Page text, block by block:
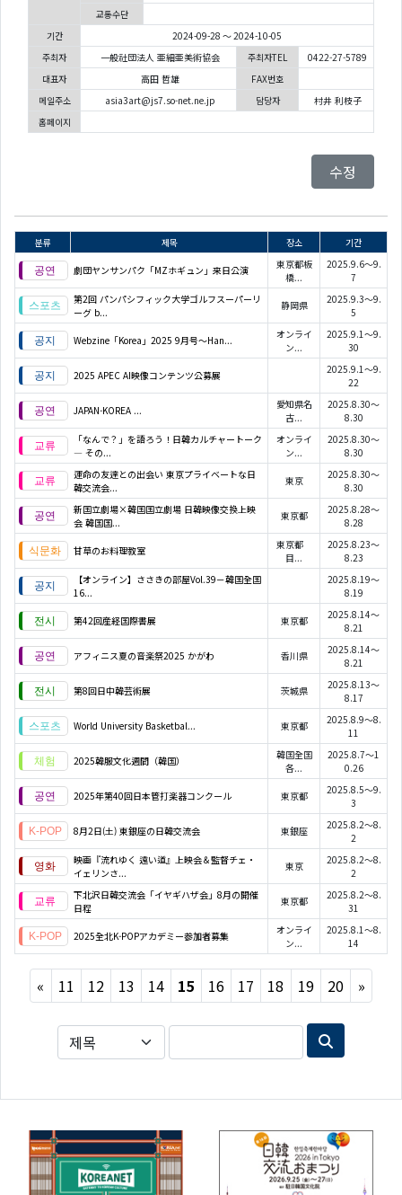
교통수단
기간
2024-09-28 ～ 2024-10-05
주최자
一般社団法人 亜細亜美術協会 주최자TEL
0422-27-5789
대표자
高田 哲雄
FAX번호
메일주소
asia3art@js7.so-net.ne.jp 담당자
村井 利枝子
홈페이지
수정
분류 제목 장소 기간
劇団ヤンサンパク「MZホギュン」来日公演
東京都板
橋...
2025.9.6～9.
7
第2回 パンパシフィック大学ゴルフスーパーリ
ーグ b...
静岡県
2025.9.3～9.
5
Webzine「Korea」2025 9月号～Han...
オンライ
ン...
2025.9.1～9.
30
2025 APEC AI映像コンテンツ公募展
2025.9.1～9.
22
JAPAN-KOREA ...
愛知県名
古...
2025.8.30～
8.30
「なんで？」を語ろう！日韓カルチャートーク
― その...
オンライ
ン...
2025.8.30～
8.30
運命の友達との出会い 東京プライベートな日
韓交流会...
東京
2025.8.30～
8.30
新国立劇場×韓国国立劇場 日韓映像交換上映
会 韓国国...
東京都
2025.8.28～
8.28
甘草のお料理教室
東京都
目...
2025.8.23～
8.23
【オンライン】ささきの部屋Vol.39－韓国全国
16...
2025.8.19～
8.19
第42回産経国際書展 東京都
2025.8.14～
8.21
アフィニス夏の音楽祭2025 かがわ 香川県
2025.8.14～
8.21
第8回日中韓芸術展 茨城県
2025.8.13～
8.17
World University Basketbal... 東京都
2025.8.9～8.
11
2025韓服文化週間（韓国）
韓国全国
各...
2025.8.7～1
0.26
2025年第40回日本管打楽器コンクール 東京都
2025.8.5～9.
3
8月2日(土) 東銀座の日韓交流会 東銀座
2025.8.2～8.
2
映画『流れゆく 遠い道』上映会＆監督チェ・
イェリンさ...
東京
2025.8.2～8.
2
下北沢日韓交流会「イヤギハザ会」8月の開催
日程
東京都
2025.8.2～8.
31
2025全北K-POPアカデミー参加者募集
オンライ
ン...
2025.8.1～8.
14
« Previous
11 12 13 14 15 16 17 18 19 20 »Next